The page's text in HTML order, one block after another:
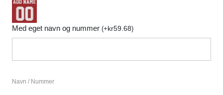
Med eget navn og nummer (+kr59.68)
Navn / Nummer